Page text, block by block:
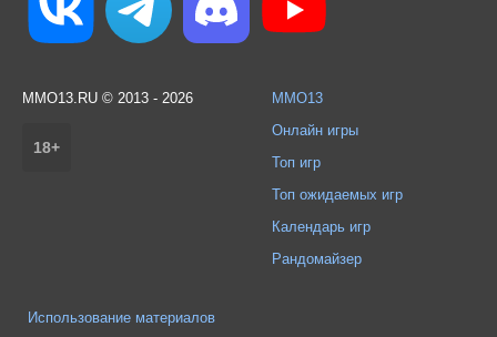
MMO13.RU © 2013 - 2026
18+
MMO13
Онлайн игры
Топ игр
Топ ожидаемых игр
Календарь игр
Рандомайзер
Использование материалов